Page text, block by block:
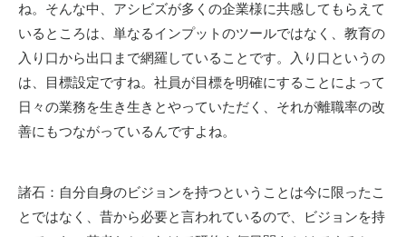
ね。そんな中、アシビズが多くの企業様に共感してもらえて
いるところは、単なるインプットのツールではなく、教育の
入り口から出口まで網羅していることです。入り口というの
は、目標設定ですね。社員が目標を明確にすることによって
日々の業務を生き生きとやっていただく、それが離職率の改
善にもつながっているんですよね。
諸石：自分自身のビジョンを持つということは今に限ったこ
とではなく、昔から必要と言われているので、ビジョンを持